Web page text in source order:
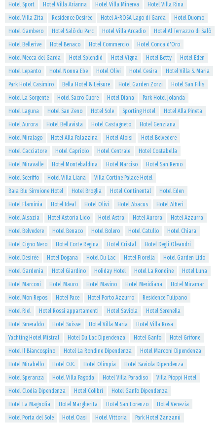
Hotel Sport Hotel Villa Arianna Hotel Villa Minerva
Hotel Villa Rina
Hotel Villa Zita
Residence Desirèe Hotel A-ROSA Lago di Garda
Hotel Duomo
Hotel Gambero
Hotel Salò du Parc Hotel Villa Arcadio
Hotel Al Terrazzo di Salò
Hotel Bellerive
Hotel Benaco Hotel Commercio
Hotel Conca d'Oro
Hotel Mecca del Garda
Hotel Splendid Hotel Vigna Hotel Betty
Hotel Eden
Hotel Lepanto
Hotel Nonna Ebe Hotel Olivi Hotel Cesira
Hotel Villa S. Maria
Park Hotel Casimiro
Bella Hotel & Leisure Hotel Garden Zorzi
Hotel San Filis
Hotel La Sorgente
Hotel Sacro Cuore Hotel Diana
Park Hotel Jolanda
Hotel Laguna
Hotel San Zeno Hotel Sole Sporting Hotel
Hotel Alla Pineta
Hotel Aurora
Hotel Bellavista Hotel Castagneto
Hotel Genziana
Hotel Miralago
Hotel Alla Palazzina Hotel Aloisi
Hotel Belvedere
Hotel Cacciatore
Hotel Capriolo Hotel Centrale
Hotel Costabella
Hotel Miravalle
Hotel Montebaldina Hotel Narciso
Hotel San Remo
Hotel Sceriffo
Hotel Villa Liana
Villa Cortine Palace Hotel
Baia Blu Sirmione Hotel
Hotel Broglia Hotel Continental
Hotel Eden
Hotel Flaminia
Hotel Ideal Hotel Olivi Hotel Abacus
Hotel Alfieri
Hotel Alsazia
Hotel Astoria Lido Hotel Astra Hotel Aurora
Hotel Azzurra
Hotel Belvedere
Hotel Benaco Hotel Bolero Hotel Catullo
Hotel Chiara
Hotel Cigno Nero
Hotel Corte Regina Hotel Cristal
Hotel Degli Oleandri
Hotel Desirèe
Hotel Dogana Hotel Du Lac Hotel Fiorella
Hotel Garden Lido
Hotel Gardenia
Hotel Giardino Holiday Hotel Hotel La Rondine
Hotel Luna
Hotel Marconi
Hotel Mauro Hotel Mavino Hotel Meridiana
Hotel Miramar
Hotel Mon Repos
Hotel Pace Hotel Porto Azzurro
Residence Tulipano
Hotel Riel
Hotel Rossi appartamenti Hotel Saviola
Hotel Serenella
Hotel Smeraldo
Hotel Suisse Hotel Villa Maria
Hotel Villa Rosa
Yachting Hotel Mistral
Hotel Du Lac Dipendenza Hotel Ganfo
Hotel Grifone
Hotel Il Biancospino
Hotel La Rondine Dipendenza
Hotel Marconi Dipendenza
Hotel Mirabello
Hotel O.K. Hotel Olimpia
Hotel Saviola Dipendenza
Hotel Speranza
Hotel Villa Pagoda Hotel Villa Paradiso
Villa Pioppi Hotel
Hotel Clodia Dipendenza
Hotel Colibrì
Hotel Ganfo Dipendenza
Hotel La Magnolia
Hotel Margherita Hotel San Lorenzo
Hotel Venezia
Hotel Porta del Sole
Hotel Oasi Hotel Vittoria
Park Hotel Zanzanù